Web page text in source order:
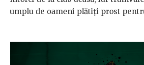
umplu de oameni plătiți prost